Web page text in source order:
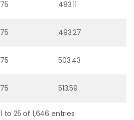
483.11
493.27
503.43
513.59
to 25 of 1,646 entries